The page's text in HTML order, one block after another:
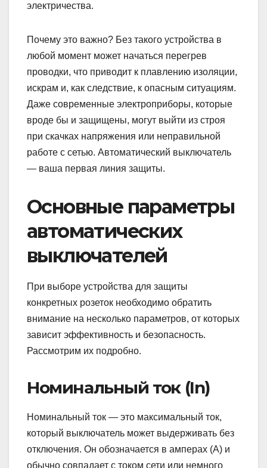
электричества.
Почему это важно? Без такого устройства в
любой момент может начаться перегрев
проводки, что приводит к плавлению изоляции,
искрам и, как следствие, к опасным ситуациям.
Даже современные электроприборы, которые
вроде бы и защищены, могут выйти из строя
при скачках напряжения или неправильной
работе с сетью. Автоматический выключатель
— ваша первая линия защиты.
Основные параметры
автоматических
выключателей
При выборе устройства для защиты
конкретных розеток необходимо обратить
внимание на несколько параметров, от которых
зависит эффективность и безопасность.
Рассмотрим их подробно.
Номинальный ток (In)
Номинальный ток — это максимальный ток,
который выключатель может выдерживать без
отключения. Он обозначается в амперах (А) и
обычно совпадает с током сети или немного